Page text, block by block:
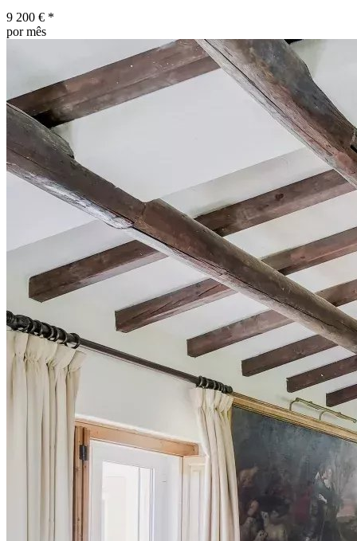
9 200 € *
por mês